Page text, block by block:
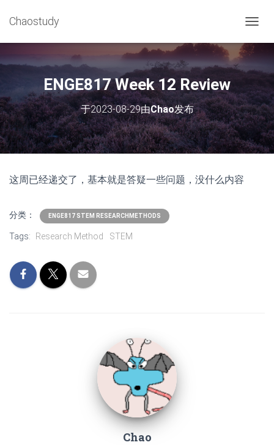
Chaostudy
换
导
ENGE817 Week 12 Review
于2023-08-29由Chao发布
这周已经递交了，基本就是答疑一些问题，没什么内容
分类： ENGE817 STEM RESEARCHMETHODS
Tags: Research Method STEM
Chao